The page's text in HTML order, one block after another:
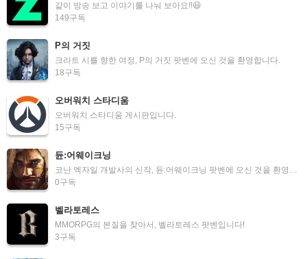
같이 방송 보고 이야기를 나눠 보아요!!😆
149구독
P의 거짓
크라트 시를 향한 여정, P의 거짓 팟벤에 오신 것을 환영합니다.
18구독
오버워치 스타디움
오버워치 스타디움 게시판입니다.
15구독
듄:어웨이크닝
코난 엑자일 개발사의 신작, 듄:어웨이크닝 팟벤에 오신 것을 환영합니다.
0구독
벨라토레스
MMORPG의 본질을 찾아서, 벨라토레스 팟벤입니다!
3구독